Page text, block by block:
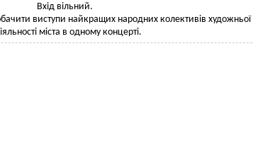
Вхід вільний.
виступи найкращих народних колективів художньої
міста в одному концерті.